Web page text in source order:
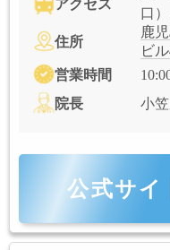
アクセス
口
住所
鹿
ビ
営業時間
院長
小
公式サイ